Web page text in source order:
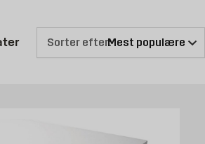
nogle år bliver træt af udseendet på
Produktliste er opdateret: 13
Sorter efter: